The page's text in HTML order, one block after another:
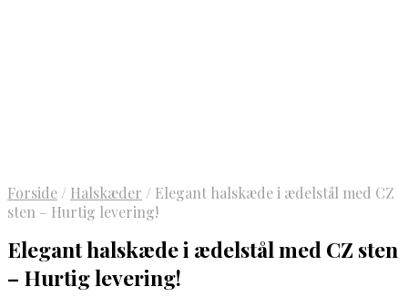
Forside / Halskæder / Elegant halskæde i ædelstål med CZ
sten – Hurtig levering!
Elegant halskæde i ædelstål med CZ sten
– Hurtig levering!